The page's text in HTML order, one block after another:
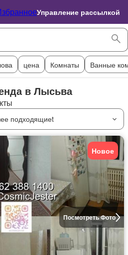
Управление рассылкой
цена Комнаты Ванные
в Лысьва
подходящиеt
Посмотреть Фото
Новое